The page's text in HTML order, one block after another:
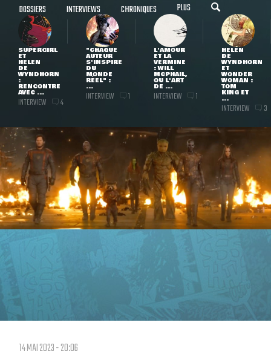
DOSSIERS INTERVIEWS CHRONIQUES PLUS
SUPERGIRL
ET
HELEN
DE
WYNDHORN
:
RENCONTRE
AVEC ...
INTERVIEW 4
"CHAQUE
AUTEUR
S'INSPIRE
DU
MONDE
RÉEL" :
...
INTERVIEW 1
L'AMOUR
ET LA
VERMINE
: WILL
MCPHAIL,
OU L'ART
DE ...
INTERVIEW 1
HELEN
DE
WYNDHORN
ET
WONDER
WOMAN :
TOM
KING ET
...
INTERVIEW 3
14 MAI 2023 - 20:06